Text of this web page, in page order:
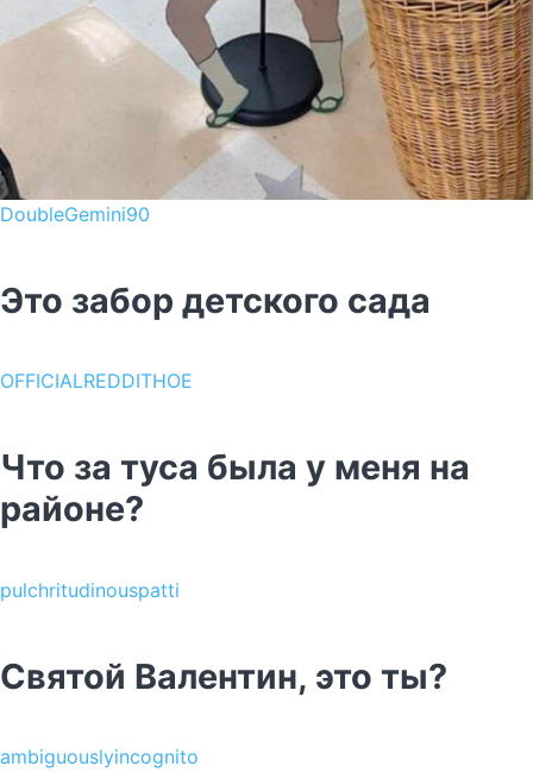
DoubleGemini90
Это забор детского сада
OFFICIALREDDITHOE
Что за туса была у меня на
районе?
pulchritudinouspatti
Святой Валентин, это ты?
ambiguouslyincognito